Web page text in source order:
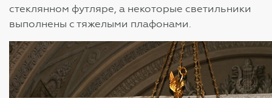
стеклянном футляре, а некоторые светильники
выполнены с тяжелыми плафонами.